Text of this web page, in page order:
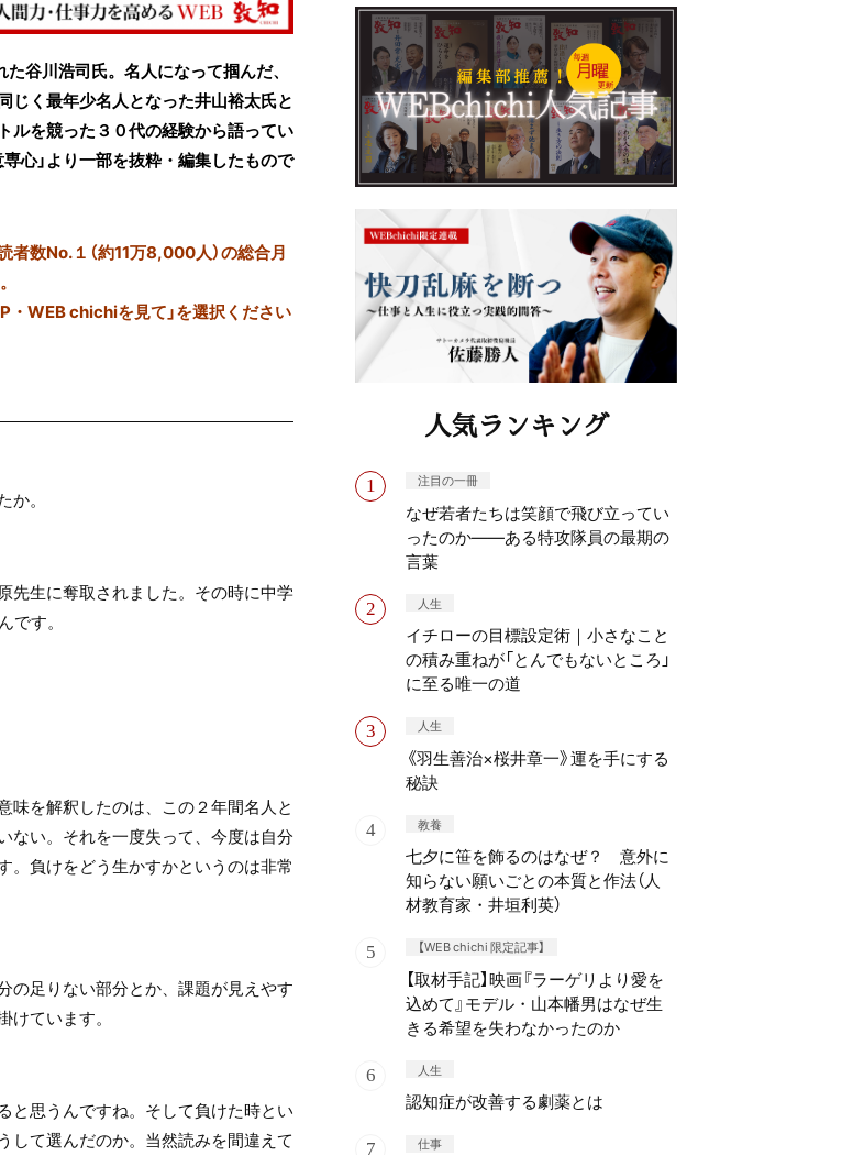
谷川浩司氏。名人になって掴んだ、
く最年少名人となった井山裕太氏と
ルを競った３０代の経験から語ってい
心」より一部を抜粋・編集したもので
数No.１（約11万8,000人）の総合月
WEB chichiを見て」を選択ください
。
先生に奪取されました。その時に中学
です。
味を解釈したのは、この２年間名人と
ない。それを一度失って、今度は自分
。負けをどう生かすかというのは非常
の足りない部分とか、課題が見えやす
ています。
と思うんですね。そして負けた時とい
して選んだのか。当然読みを間違えて
人気ランキング
注目の一冊
なぜ若者たちは笑顔で飛び立ってい
ったのか——ある特攻隊員の最期の
言葉
人生
イチローの目標設定術｜小さなこと
の積み重ねが「とんでもないところ」
に至る唯一の道
人生
《羽生善治×桜井章一》運を手にする
秘訣
教養
七夕に笹を飾るのはなぜ？ 意外に
知らない願いごとの本質と作法（人
材教育家・井垣利英）
【WEB chichi 限定記事】
【取材手記】映画『ラーゲリより愛を
込めて』モデル・山本幡男はなぜ生
きる希望を失わなかったのか
人生
認知症が改善する劇薬とは
仕事